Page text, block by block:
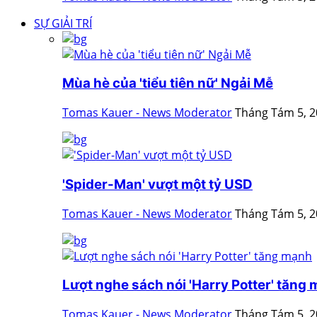
SỰ GIẢI TRÍ
Mùa hè của 'tiểu tiên nữ' Ngải Mễ
Tomas Kauer - News ModeratorTháng Tám 5,
'Spider-Man' vượt một tỷ USD
Tomas Kauer - News ModeratorTháng Tám 5,
Lượt nghe sách nói 'Harry Potter' tăng